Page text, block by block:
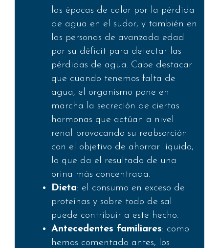
las épocas de calor por la pérdida
de agua en el sudor, y también en
las personas de avanzada edad
por su déficit para detectar las
pérdidas de agua. Cabe destacar
que cuando tenemos falta de
agua, el organismo pone en
marcha la secreción de ciertas
hormonas que actúan a nivel
renal provocando su reabsorción
con el objetivo de ahorrar líquido,
lo que da el resultado de una
orina más concentrada.
Dieta: el consumo en exceso de
proteínas y sobre todo de sal
puede contribuir a este hecho.
Antecedentes familiares: como
hemos comentado antes, los